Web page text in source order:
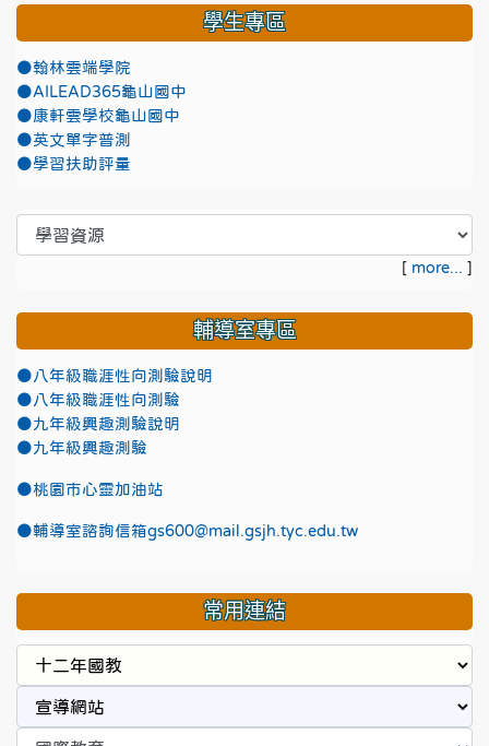
學生專區
●翰林雲端學院
●AILEAD365龜山國中
●康軒雲學校龜山國中
●英文單字普測
●學習扶助評量
[ more... ]
輔導室專區
●八年級職涯性向測驗說明
●八年級職涯性向測驗
●九年級興趣測驗說明
●九年級興趣測驗
●桃園市心靈加油站
●輔導室諮詢信箱gs600@mail.gsjh.tyc.edu.tw
常用連結